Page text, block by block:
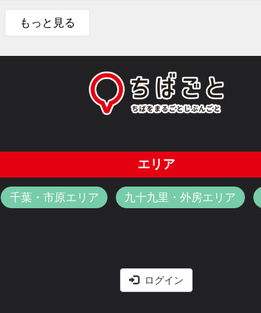
もっと見る
エリア
千葉・市原エリア 九十九里・外房エリア
ログイン